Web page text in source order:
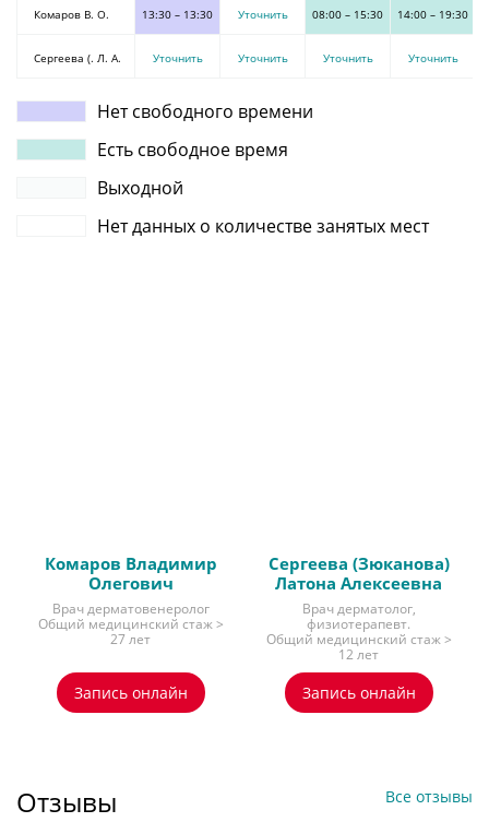
Комаров В. О. 13:30 – 13:30 Уточнить 08:00 – 15:30 14:00 – 19:30
Сергеева (. Л. А. Уточнить Уточнить Уточнить Уточнить
Нет свободного времени
Есть свободное время
Выходной
Нет данных о количестве занятых мест
Комаров Владимир
Олегович
Врач дерматовенеролог
Общий медицинский стаж >
27 лет
Запись онлайн
Сергеева (Зюканова)
Латона Алексеевна
Врач дерматолог,
физиотерапевт.
Общий медицинский стаж >
12 лет
Запись онлайн
Отзывы Все отзывы